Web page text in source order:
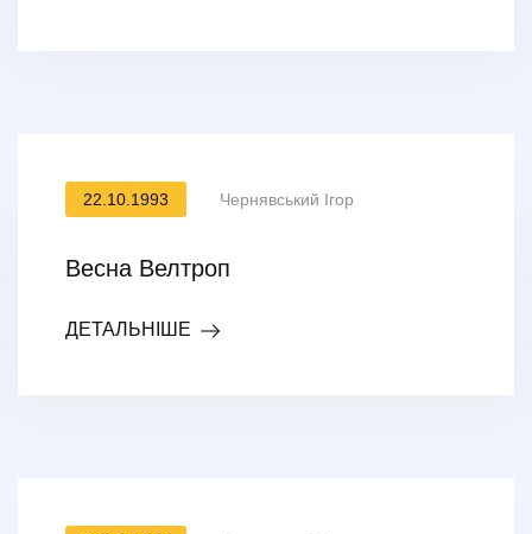
22.10.1993 Чернявський Ігор
Весна Велтроп
ДЕТАЛЬНІШЕ